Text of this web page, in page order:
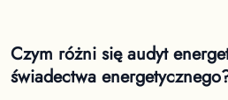
Czym różni się audyt
świadectwa